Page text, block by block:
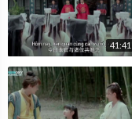
41:41